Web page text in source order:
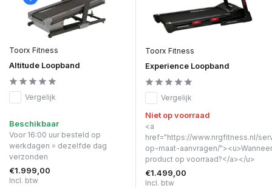
Toorx Fitness
Altitude Loopband
Vergelijk
Beschikbaar
Voor 16:00 uur besteld op
werkdagen = dezelfde dag
verzonden
€1.999,00
Incl. btw
Toorx Fitness
Experience Loopband
Vergelijk
Niet op voorraad
<a
href="https://www.nrgfitness.nl/
op-maat-aanvragen/
product op voorraad?</a></u>
€1.499,00
Incl. btw